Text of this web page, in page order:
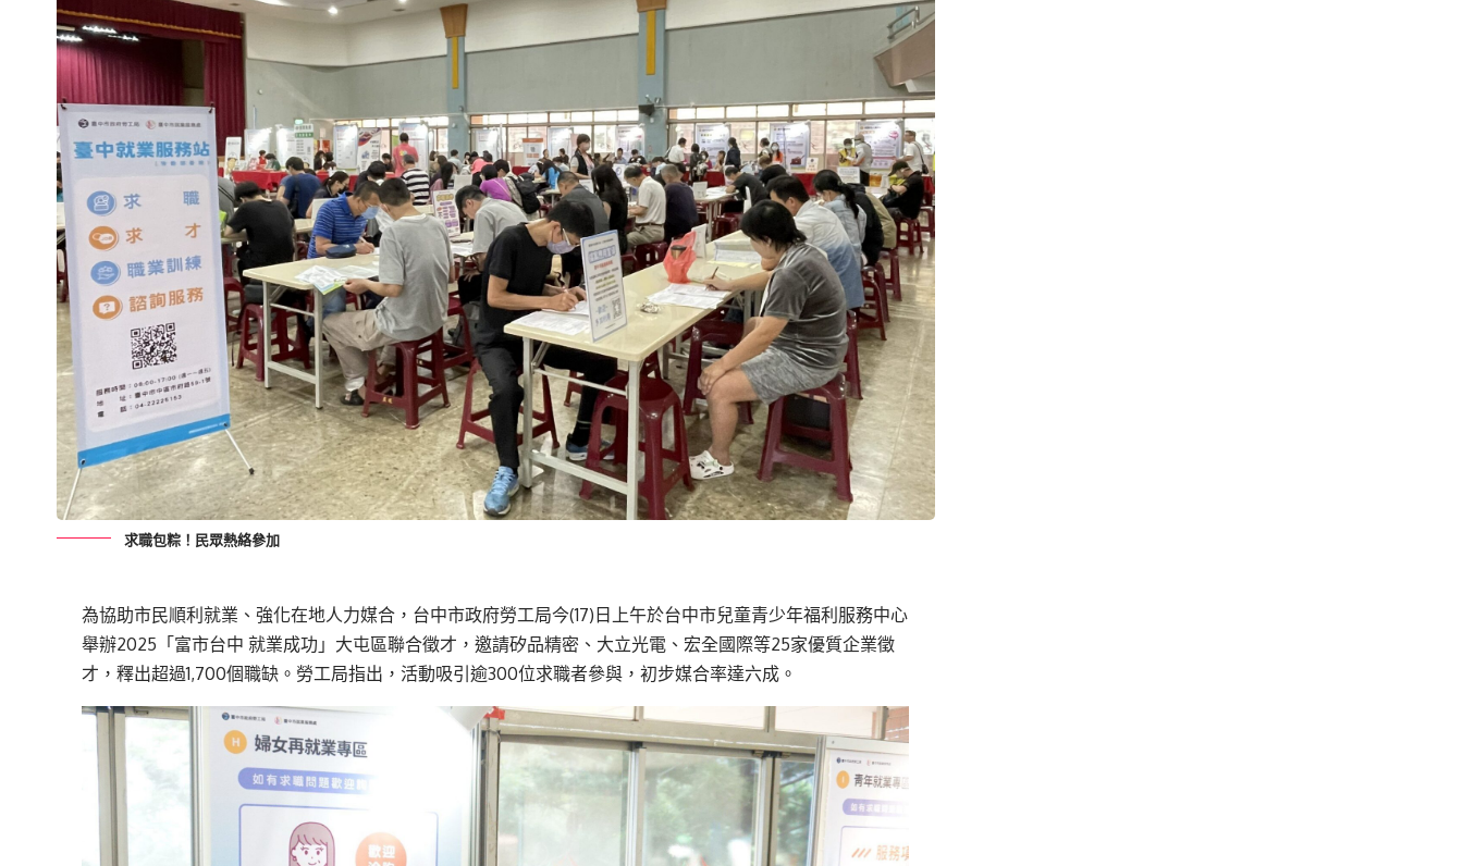
求職包粽！民眾熱絡參加
為協助市民順利就業、強化在地人力媒合，台中市政府勞工局今(17)日上午於台中市兒童青少年福利服務中心
舉辦2025「富市台中 就業成功」大屯區聯合徵才，邀請矽品精密、大立光電、宏全國際等25家優質企業徵
才，釋出超過1,700個職缺。勞工局指出，活動吸引逾300位求職者參與，初步媒合率達六成。